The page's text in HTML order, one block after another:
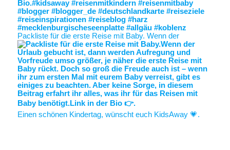
Packliste für die erste Reise mit Baby. Wenn der
Einen schönen Kindertag, wünscht euch KidsAway 💗.